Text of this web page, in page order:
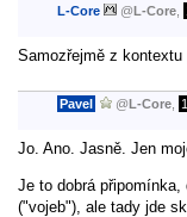
L-Core @L-Core
Samozřejmě z kontextu
Pavel @L-Core
Jo. Ano. Jasně. Jen
Je to dobrá
("vojeb"), ale tady jde